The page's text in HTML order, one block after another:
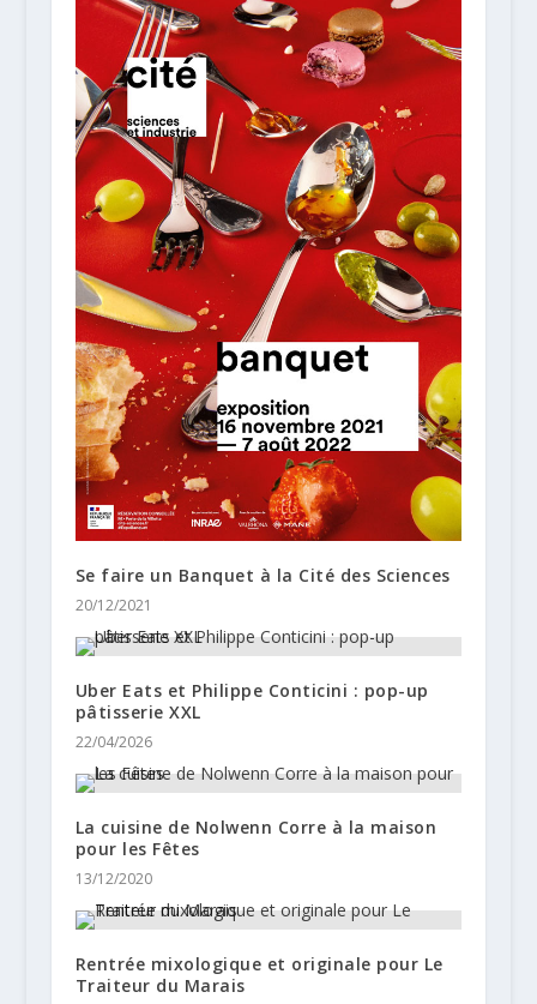
Se faire un Banquet à la Cité des Sciences
20/12/2021
Uber Eats et Philippe Conticini : pop-up
pâtisserie XXL
22/04/2026
La cuisine de Nolwenn Corre à la maison
pour les Fêtes
13/12/2020
Rentrée mixologique et originale pour Le
Traiteur du Marais